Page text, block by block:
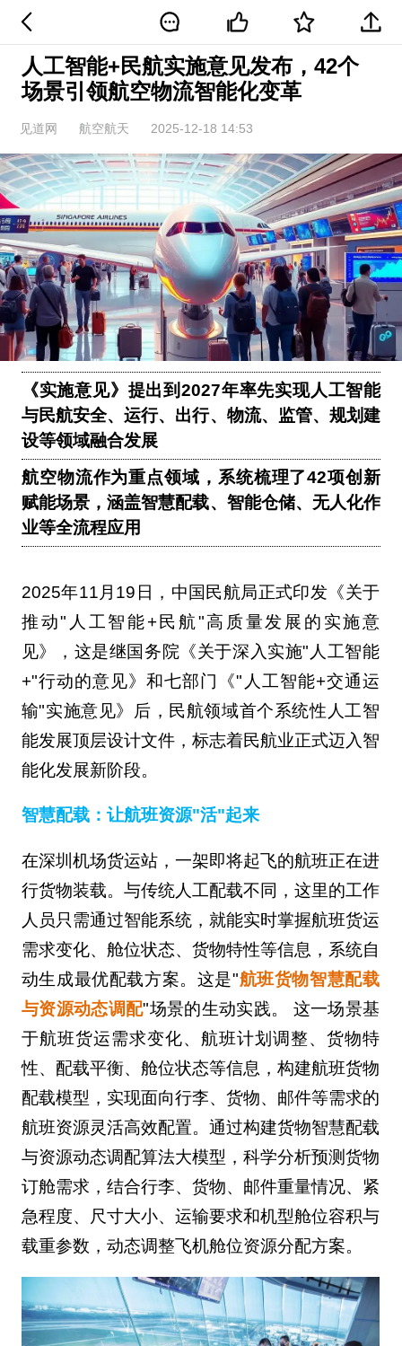
人工智能+民航实施意见发布，42个
场景引领航空物流智能化变革
见道网 航空航天 2025-12-18 14:53
《实施意见》提出到2027年率先实现人工智能
与民航安全、运行、出行、物流、监管、规划建
设等领域融合发展
航空物流作为重点领域，系统梳理了42项创新
赋能场景，涵盖智慧配载、智能仓储、无人化作
业等全流程应用
2025年11月19日，中国民航局正式印发《关于
推动"人工智能+民航"高质量发展的实施意
见》，这是继国务院《关于深入实施"人工智能
+"行动的意见》和七部门《"人工智能+交通运
输"实施意见》后，民航领域首个系统性人工智
能发展顶层设计文件，标志着民航业正式迈入智
能化发展新阶段。
智慧配载：让航班资源"活"起来
在深圳机场货运站，一架即将起飞的航班正在进
行货物装载。与传统人工配载不同，这里的工作
人员只需通过智能系统，就能实时掌握航班货运
需求变化、舱位状态、货物特性等信息，系统自
动生成最优配载方案。这是"航班货物智慧配载
与资源动态调配"场景的生动实践。 这一场景基
于航班货运需求变化、航班计划调整、货物特
性、配载平衡、舱位状态等信息，构建航班货物
配载模型，实现面向行李、货物、邮件等需求的
航班资源灵活高效配置。通过构建货物智慧配载
与资源动态调配算法大模型，科学分析预测货物
订舱需求，结合行李、货物、邮件重量情况、紧
急程度、尺寸大小、运输要求和机型舱位容积与
载重参数，动态调整飞机舱位资源分配方案。